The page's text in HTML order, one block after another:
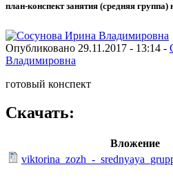
план-конспект занятия (средняя группа)
Опубликовано 29.11.2017 - 13:14 -
Владимировна
готовый конспект
Скачать:
Вложение
viktorina_zozh_-